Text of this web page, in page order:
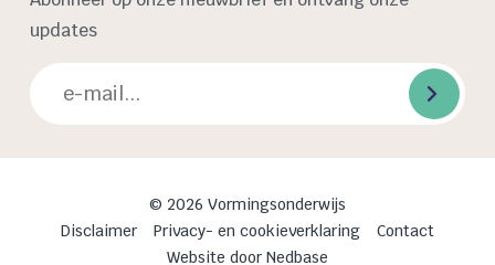
updates
© 2026 Vormingsonderwijs
Disclaimer
Privacy- en cookieverklaring
Contact
Website door Nedbase